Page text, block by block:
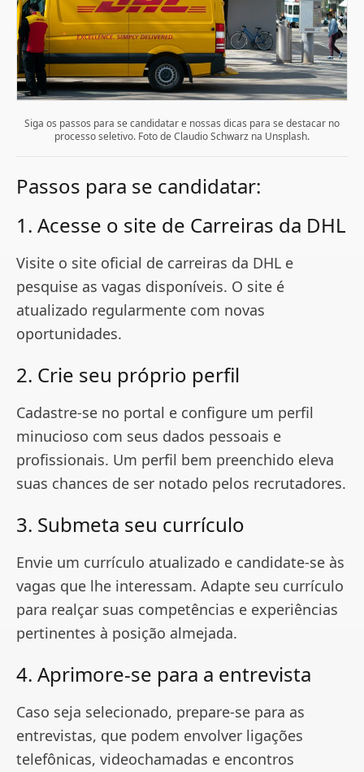
Siga os passos para se candidatar e nossas dicas para se destacar no
processo seletivo. Foto de Claudio Schwarz na Unsplash.
Passos para se candidatar:
1. Acesse o site de Carreiras da DHL
Visite o site oficial de carreiras da DHL e
pesquise as vagas disponíveis. O site é
atualizado regularmente com novas
oportunidades.
2. Crie seu próprio perfil
Cadastre-se no portal e configure um perfil
minucioso com seus dados pessoais e
profissionais. Um perfil bem preenchido eleva
suas chances de ser notado pelos recrutadores.
3. Submeta seu currículo
Envie um currículo atualizado e candidate-se às
vagas que lhe interessam. Adapte seu currículo
para realçar suas competências e experiências
pertinentes à posição almejada.
4. Aprimore-se para a entrevista
Caso seja selecionado, prepare-se para as
entrevistas, que podem envolver ligações
telefônicas, videochamadas e encontros